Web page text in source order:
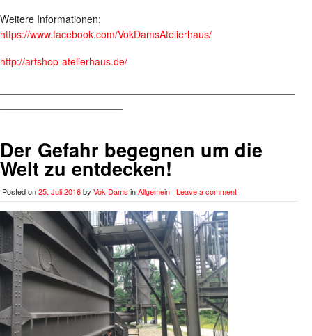
Weitere Informationen:
https://www.facebook.com/VokDamsAtelierhaus/
http://artshop-atelierhaus.de/
Der Gefahr begegnen um die
Welt zu entdecken!
Posted on25. Juli 2016by Vok Dams inAllgemein | Leave a comment